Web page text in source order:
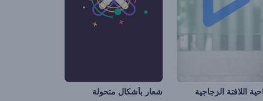
اللافتة الزجاجية شعار بأشكال متحولة